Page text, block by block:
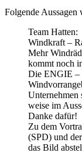
Fol­gen­de Aus­sa­gen
Team Hat­ten:
Wind­kraft –
Mehr
kommt noch
Die ENGIE –
Unter­neh­men
wei­se im
Dan­ke dafür!
Zu dem
(SPD) und
das Bild